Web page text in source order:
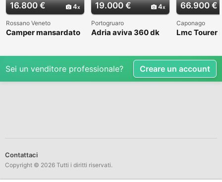
16.800 € 4
Rossano Veneto
Camper mansardato
19.000 € 4
Portogruaro
Adria aviva 360 dk
66.900 €
Caponago
Lmc Tourer
Sei un venditore professionale? Creare un account
Contattaci
Copyright © 2026 Tutti i diritti riservati.